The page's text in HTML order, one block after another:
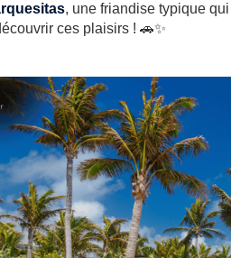
, une friandise typique
ces plaisirs ! 🚗✨